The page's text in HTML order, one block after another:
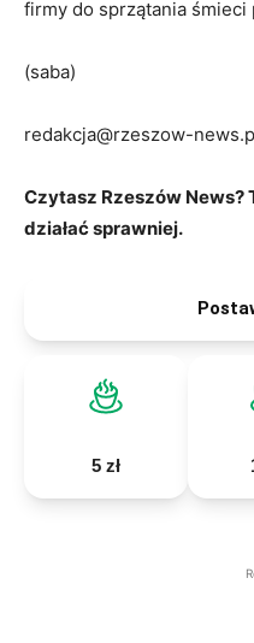
firmy do sprzątania śmieci
(saba)
redakcja@rzeszow-
Czytasz Rzeszów News?
działać sprawniej.
5 zł